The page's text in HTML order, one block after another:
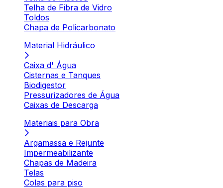
Telha de Fibra de Vidro
Toldos
Chapa de Policarbonato
Material Hidráulico
Caixa d' Água
Cisternas e Tanques
Biodigestor
Pressurizadores de Água
Caixas de Descarga
Materiais para Obra
Argamassa e Rejunte
Impermeabilizante
Chapas de Madeira
Telas
Colas para piso